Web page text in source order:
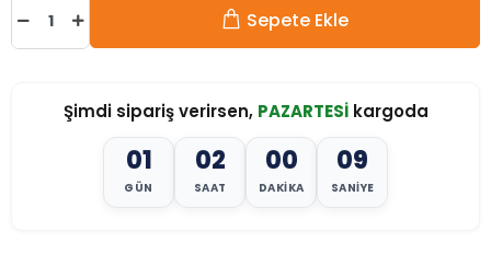
Sepete Ekle
Şimdi sipariş verirsen, PAZARTESİkargoda
01
GÜN
02
SAAT
00
DAKIKA
07
SANIYE